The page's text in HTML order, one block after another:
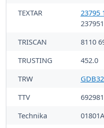
TEXTAR
23795
TRISCAN
8110
TRUSTING
452.0
TRW
TTV
692981
Technika
01801A